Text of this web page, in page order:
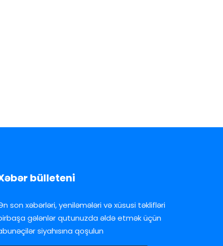
bülleteni
son xəbərləri, yeniləmələri və xüsusi təklifləri
gələnlər qutunuzda əldə etmək üçün
siyahısına qoşulun